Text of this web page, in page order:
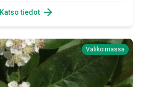
Katso tiedot arrow_forward
Valikoimassa